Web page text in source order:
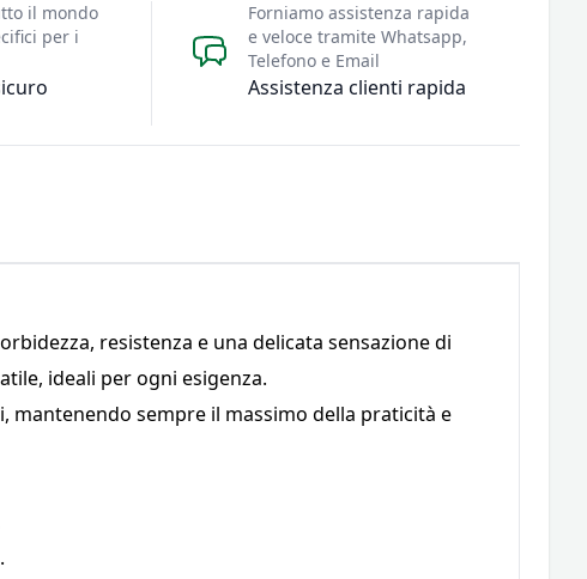
il mondo
per i
Assistenza clienti rapida
Forniamo assistenza rapida
e veloce tramite Whatsapp,
Telefono e Email
resistenza e una delicata sensazione di
ideali per ogni esigenza.
mantenendo sempre il massimo della praticità e